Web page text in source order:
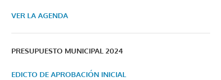
VER LA AGENDA
PRESUPUESTO MUNICIPAL 2024
EDICTO DE APROBACIÓN INICIAL